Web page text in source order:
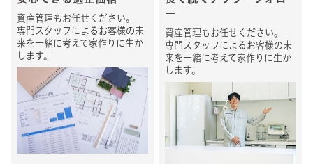
資産管理もお任せください。
専門スタッフによるお客様の未
来を一緒に考えて家作りに生か
します。
ー
資産管理もお任せください。
専門スタッフによるお客様の未
来を一緒に考えて家作りに生か
します。